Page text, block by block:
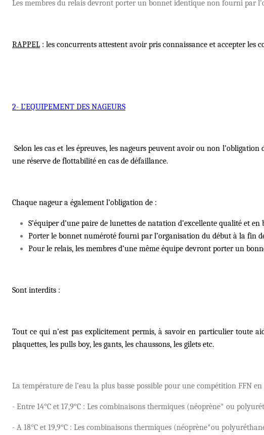
Les membres du relais devront porter un bonnet identique non fourni par
RAPPEL : les concurrents attestent avoir pris connaissance et accepter les
2- L’EQUIPEMENT DES NAGEURS
Selon les cas et les épreuves, les nageurs peuvent avoir ou non
une réserve de flottabilité en cas de défaillance.
Chaque nageur a également l’obligation de :
S’équiper d’une paire de lunettes de natation d’excellente qualité et en
Porter le bonnet numéroté fourni par l’organisation du début à la fin
Pour le relais, les membres d’une même équipe devront porter un
Sont interdits :
Tout ce qui n’est pas explicitement permis, à savoir en particulier toute
plaquettes, les pulls boy, les gants, les chaussons, les gilets etc.
La température de l’eau la plus basse possible pour une compétition FFN en
- Entre 14°C et 17,9°C : Les combinaisons thermiques (néoprène* ou
- A 18°C et 19,9°C : Les combinaisons thermiques (néoprène*ou